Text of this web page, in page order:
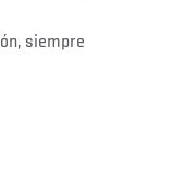
siempre